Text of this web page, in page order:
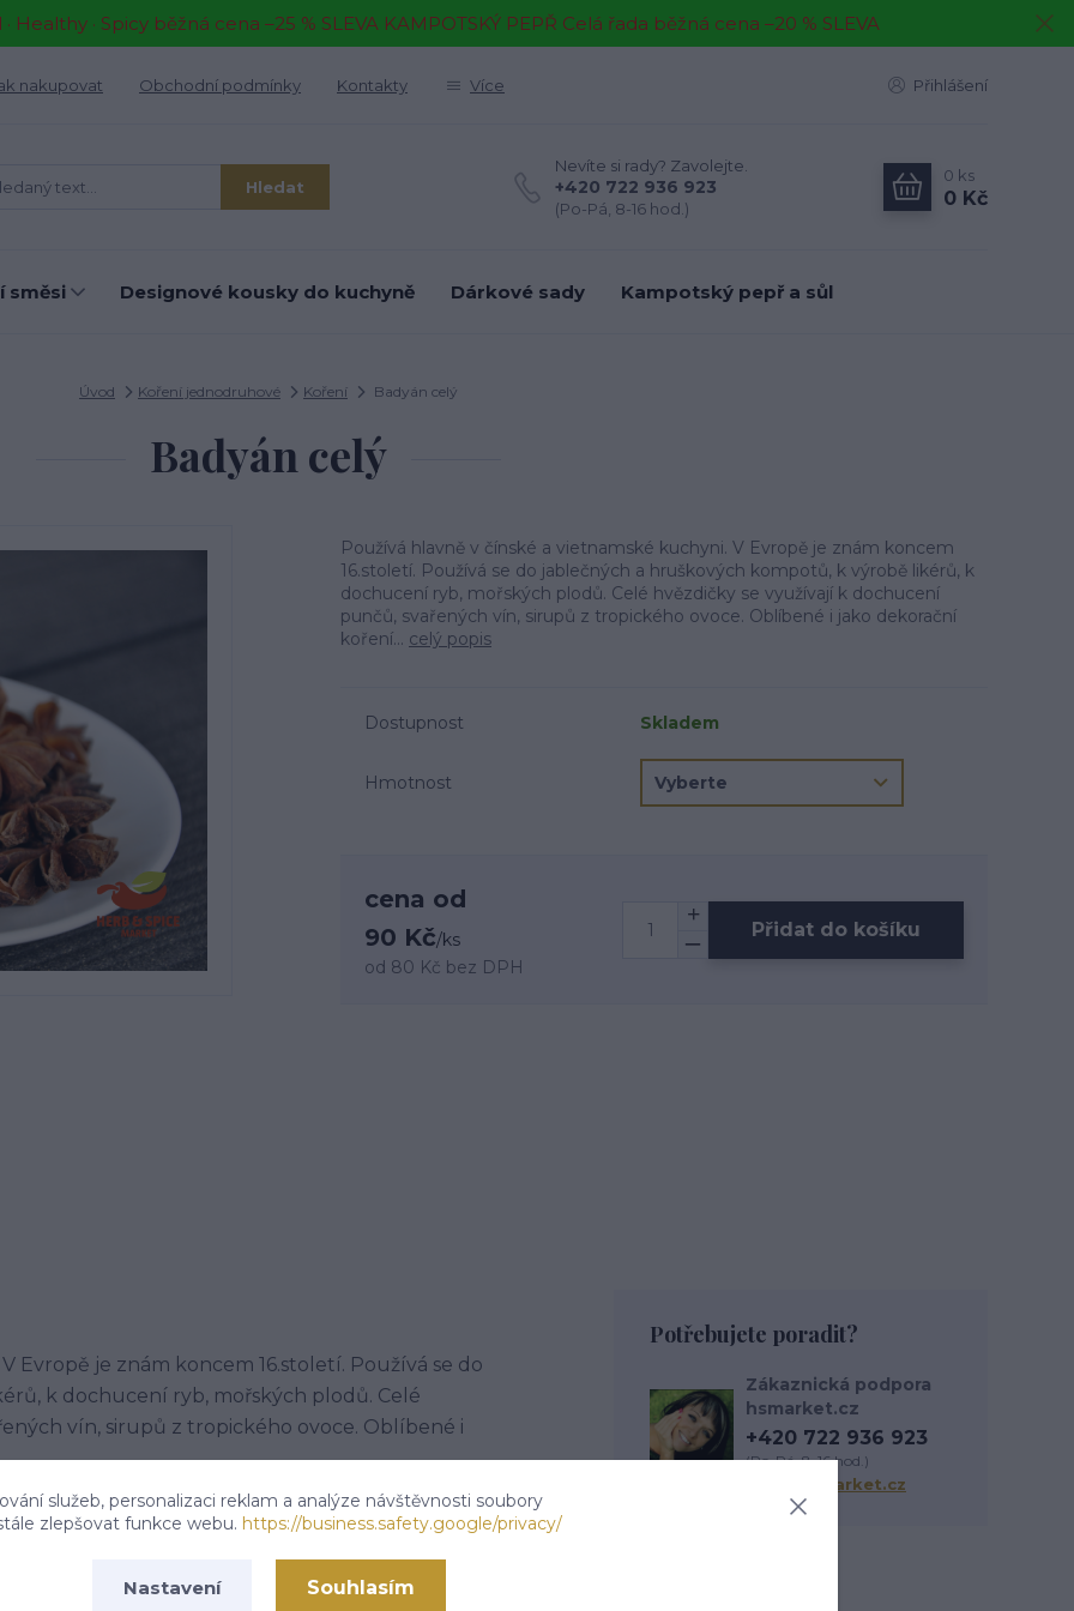
· Healthy · Spicy běžná cena –25 % SLEVA KAMPOTSKÝ PEPŘ Celá řada běžná cena –20 % SLEVA
nakupovat Obchodní podmínky Kontakty Více Přihlášení
Hledat
Nevíte si rady? Zavolejte.
+420 722 936 923
(Po-Pá, 8-16 hod.)
0 ks
0 Kč
směsi Designové kousky do kuchyně Dárkové sady Kampotský pepř a sůl
Úvod Koření jednodruhové Koření Badyán celý
Badyán celý
Používá hlavně v čínské a vietnamské kuchyni. V Evropě je znám koncem
16.století. Používá se do jablečných a hruškových kompotů, k výrobě likérů, k
dochucení ryb, mořských plodů. Celé hvězdičky se využívají k dochucení
punčů, svařených vín, sirupů z tropického ovoce. Oblíbené i jako dekorační
koření... celý popis
Dostupnost Skladem
Hmotnost
cena od
90 Kč/ks
od 80 Kč bez DPH
Přidat do košíku
Evropě je znám koncem 16.století. Používá se do
k dochucení ryb, mořských plodů. Celé
vín, sirupů z tropického ovoce. Oblíbené i
Řečice, 37821
Potřebujete poradit?
Zákaznická podpora
hsmarket.cz
+420 722 936 923
(Po-Pá, 8-16 hod.)
info@hsmarket.cz
služeb, personalizaci reklam a analýze návštěvnosti soubory
zlepšovat funkce webu. https://business.safety.google/privacy/
Nastavení Souhlasím